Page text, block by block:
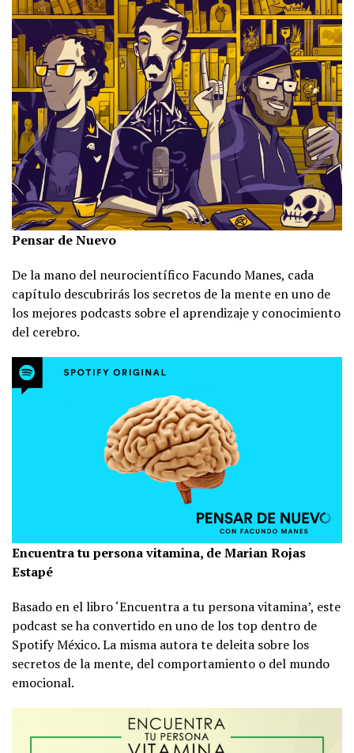
Pensar de Nuevo
De la mano del neurocientífico Facundo Manes, cada
capítulo descubrirás los secretos de la mente en uno de
los mejores podcasts sobre el aprendizaje y conocimiento
del cerebro.
Encuentra tu persona vitamina, de Marian Rojas
Estapé
Basado en el libro ‘Encuentra a tu persona vitamina’, este
podcast se ha convertido en uno de los top dentro de
Spotify México. La misma autora te deleita sobre los
secretos de la mente, del comportamiento o del mundo
emocional.